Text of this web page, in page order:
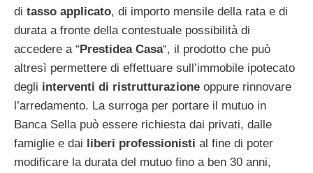
di tasso applicato, di importo mensile della rata e di
durata a fronte della contestuale possibilità di
accedere a “Prestidea Casa“, il prodotto che può
altresì permettere di effettuare sull’immobile ipotecato
degli interventi di ristrutturazione oppure rinnovare
l’arredamento. La surroga per portare il mutuo in
Banca Sella può essere richiesta dai privati, dalle
famiglie e dai liberi professionisti al fine di poter
modificare la durata del mutuo fino a ben 30 anni,